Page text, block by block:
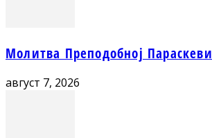
Молитва Преподобној Параскеви
август 7, 2026